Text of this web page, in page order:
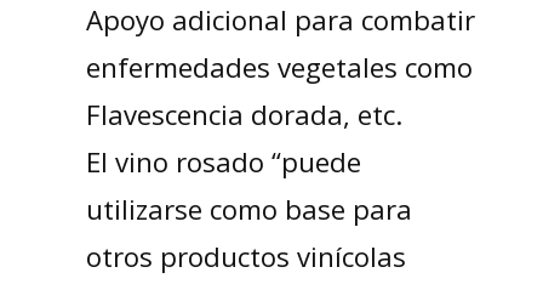
Apoyo adicional para combatir
enfermedades vegetales como
Flavescencia dorada, etc.
El vino rosado “puede
utilizarse como base para
otros productos vinícolas